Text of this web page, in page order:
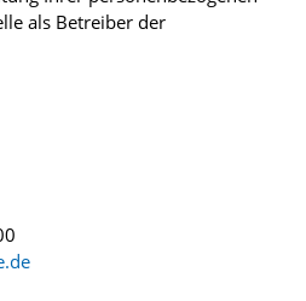
als Betreiber der